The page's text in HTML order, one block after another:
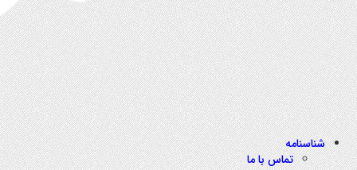
شناسنامه
تماس با ما